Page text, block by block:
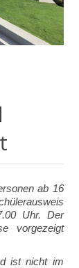
ab 16
Uhr. Der
vorgezeigt
ist nicht im